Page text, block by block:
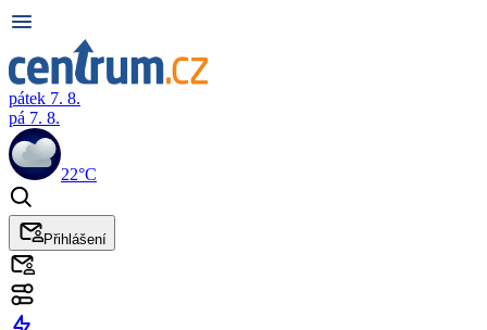
pátek 7. 8.
pá 7. 8.
22°C
Přihlášení